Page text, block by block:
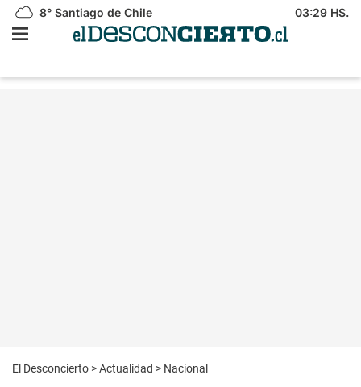
8° Santiago de Chile 03:29 HS.
El Desconcierto >Actualidad > Nacional